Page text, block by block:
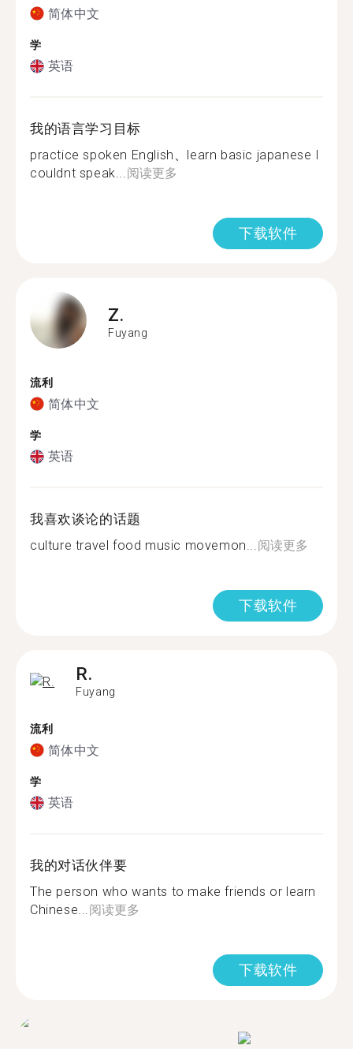
简体中文
学
英语
我的语言学习目标
practice spoken English、learn basic japanese I
couldnt speak...阅读更多
下载软件
Z.
Fuyang
流利
简体中文
学
英语
我喜欢谈论的话题
culture travel food music movemon...阅读更多
下载软件
R.
Fuyang
流利
简体中文
学
英语
我的对话伙伴要
The person who wants to make friends or learn
Chinese...阅读更多
下载软件